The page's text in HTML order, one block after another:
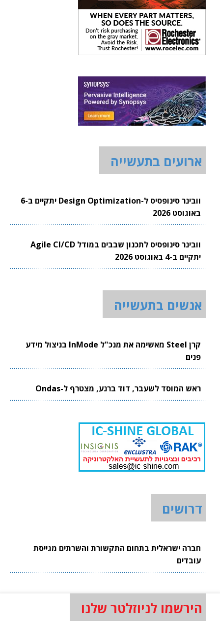
ארועים בתעשייה
וובינר סינופסיס ל-Design Optimization יתקיים ב-6
באוגוסט 2026
וובינר סינופסיס לתכנון שבבים במודל Agile CI/CD
יתקיים ב-4 באוגוסט 2026
אנשים בתעשייה
קרן Steel מאשימה את מנכ"ל InMode בניצול מידע
פנים
ראש המוסד לשעבר, דוד ברנע, מצטרף ל-Ondas
דרושים
חברה ישראלית בתחום התקשורת והשרתים מגייסת
עובדים
הירשמו לניוזלטר שלנו